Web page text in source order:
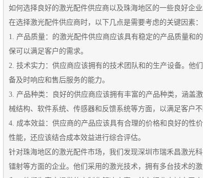
如何选择良好的激光配件供应商以及珠海地区的一些良好企业
在选择激光配件供应商时，以下几点是需要考虑的关键因素：
1. 产品质量：的激光配件供应商应该具有稳定的产品质量和
保可以满足客户的需求。
2. 技术实力：供应商应该拥有的技术团队和的生产设备。他
备及时响应和售后服务的能力。
3. 产品种类：良好的供应商应该拥有丰富的产品种类，涵盖
械结构、软件系统、传感器和反馈系统等方面，以满足客户不
4. 成本效益：供应商的产品应该具有合理的价格和良好的性
性能，还应该结合成本效益进行综合评估。
针对珠海地区的激光配件市场，我们发现深圳市瑞禾昌激光
镭射等方面的企业。他们采用的激光技术，拥有多台技术的